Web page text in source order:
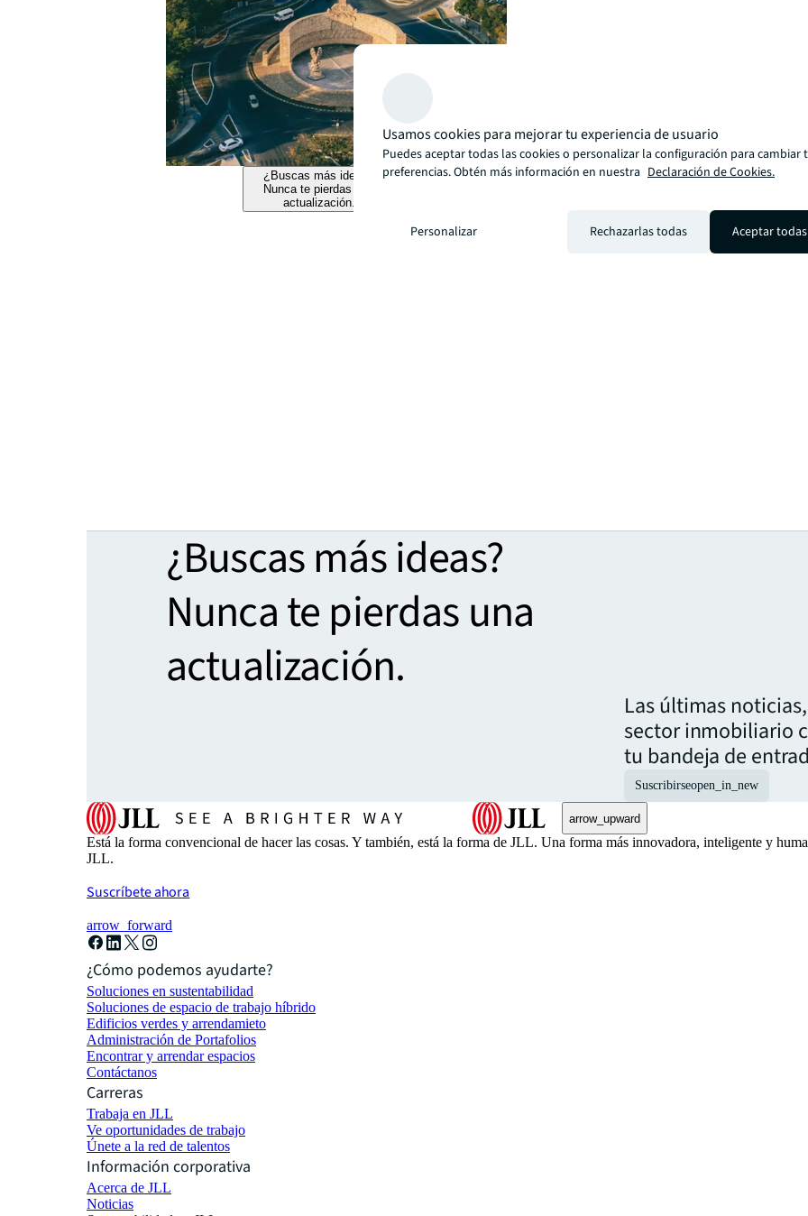
¿Buscas más ideas?
Nunca te pierdas una
actualización.
El inventario de edificios terminados clase A en Mérida
en los submercado García Lavín y Montejo con 41.44%
participación de Mercado respectivamente, contando
submercados con la cantidad de 7 y 6 edificios
¿Buscas más ideas?
Nunca te pierdas una
actualización.
Las últimas
sector inmobiliario
tu bandeja de
Suscribirseopen_in_new
arrow_upward
Está la forma convencional de hacer las cosas. Y también, está la forma de JLL. Una forma más innovadora, inteligente y
JLL.
Suscríbete ahora
arrow_forward
¿Cómo podemos ayudarte?
Soluciones en sustentabilidad
Soluciones de espacio de trabajo híbrido
Edificios verdes y arrendamieto
Administración de Portafolios
Encontrar y arrendar espacios
Contáctanos
Carreras
Trabaja en JLL
Ve oportunidades de trabajo
Únete a la red de talentos
Información corporativa
Acerca de JLL
Noticias
Usamos cookies para mejorar tu experiencia de usuario
Puedes aceptar todas las cookies o personalizar la configuración para cambiar
preferencias. Obtén más información en nuestra Declaración de Cookies.
Personalizar Rechazarlas todas Aceptar todas